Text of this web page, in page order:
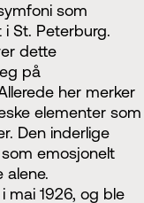
som
St. Peterburg.
dette
på
her merker
elementer som
Den inderlige
emosjonelt
alene.
mai 1926, og ble